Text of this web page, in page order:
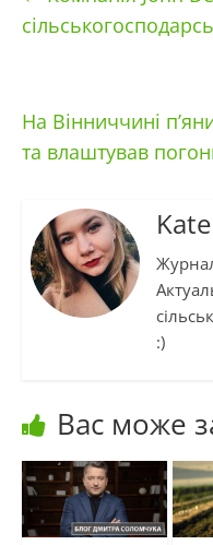
На Вінниччині
та влаштував
:)
Вас може